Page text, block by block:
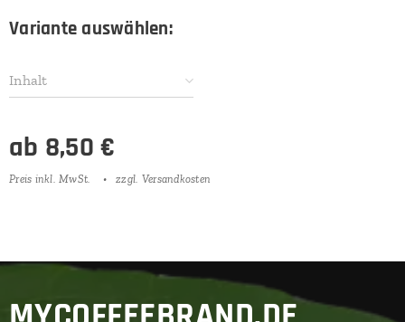
Variante auswählen:
Inhalt
ab 8,50 €
Preis inkl. MwSt. zzgl. Versandkosten